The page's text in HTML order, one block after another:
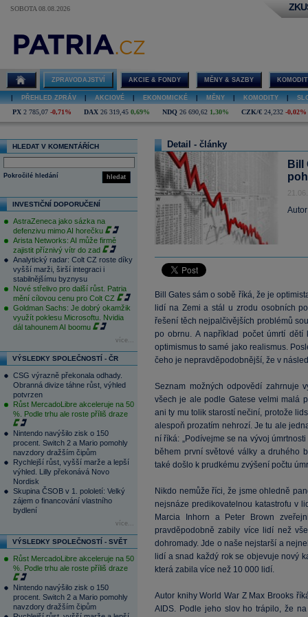
SOBOTA 08.08.2026
ZPRAVODAJSTVÍ AKCIE & FONDY MĚNY & SAZBY
PŘEHLED ZPRÁV AKCIOVÉ EKONOMICKÉ MĚNY KOMODITY
PX 2 785,07 -0,71% DAX 26 319,45 0,69% NDQ 26 690,62 1,30% CZK/€ 24,232 -0,02%
HLEDAT V KOMENTÁŘÍCH
hledat
Pokročilé hledání
INVESTIČNÍ DOPORUČENÍ
AstraZeneca jako sázka na
defenzivu mimo AI horečku
Arista Networks: AI může firmě
zajistit příznivý vítr do zad
Analytický radar: Colt CZ roste díky
vyšší marži, širší integraci i
stabilnějšímu byznysu
Nové střelivo pro další růst. Patria
mění cílovou cenu pro Colt CZ
Goldman Sachs: Je dobrý okamžik
využít poklesu Microsoftu. Nvidia
dál tahounem AI boomu
více...
VÝSLEDKY SPOLEČNOSTÍ - ČR
CSG výrazně překonala odhady.
Obranná divize táhne růst, výhled
potvrzen
Růst MercadoLibre akceleruje na 50
%. Podle trhu ale roste příliš draze
Nintendo navýšilo zisk o 150
procent. Switch 2 a Mario pomohly
navzdory dražším čipům
Rychlejší růst, vyšší marže a lepší
výhled. Lilly překonává Novo
Nordisk
Skupina ČSOB v 1. pololetí: Velký
zájem o financování vlastního
bydlení
více...
VÝSLEDKY SPOLEČNOSTÍ - SVĚT
Růst MercadoLibre akceleruje na 50
%. Podle trhu ale roste příliš draze
Nintendo navýšilo zisk o 150
procent. Switch 2 a Mario pomohly
navzdory dražším čipům
Detail - články
Bill
Bill Gates sám o sobě říká, že je
lidí na Zemi a stál u zrodu osobních
řešení těch nejpalčivějších problémů
po obrnu. A například počet úmrtí
optimismus to samé jako realismus.
čeho je nepravděpodobnější, že v
Seznam možných odpovědí zahrnuje
všech je ale podle Gatese velmi malá
ani ty mu tolik starostí nečiní, protože
alespoň prozatím nehrozí. Je tu ale
ní říká: „Podívejme se na vývoj
během první světové války a druhého
také došlo k prudkému zvýšení počtu
Nikdo nemůže říci, že jsme ohledně
nejsnáze predikovatelnou katastrofu v
Marcia Inhorn a Peter Brown
pravděpodobně zabily více lidí než
dohromady. Jde o naše nejstarší a
lidí a snad každý rok se objevuje nový
která zabila více než 10 000 lidí.
Autor knihy World War Z Max Brooks
AIDS. Podle jeho slov ho trápilo, že